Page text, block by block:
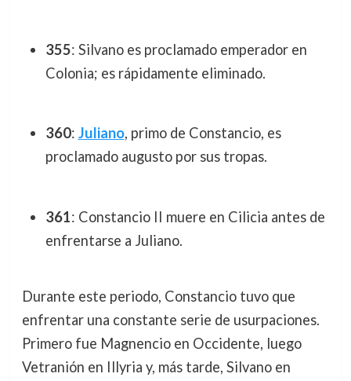
355: Silvano es proclamado emperador en
Colonia; es rápidamente eliminado.
360: Juliano, primo de Constancio, es
proclamado augusto por sus tropas.
361: Constancio II muere en Cilicia antes de
enfrentarse a Juliano.
Durante este periodo, Constancio tuvo que
enfrentar una constante serie de usurpaciones.
Primero fue Magnencio en Occidente, luego
Vetranión en Illyria y, más tarde, Silvano en